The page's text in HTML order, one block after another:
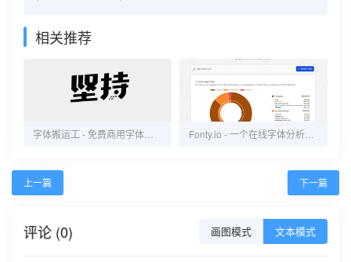
相关推荐
上一篇 下一篇
评论 (0) 画图模式 文本模式